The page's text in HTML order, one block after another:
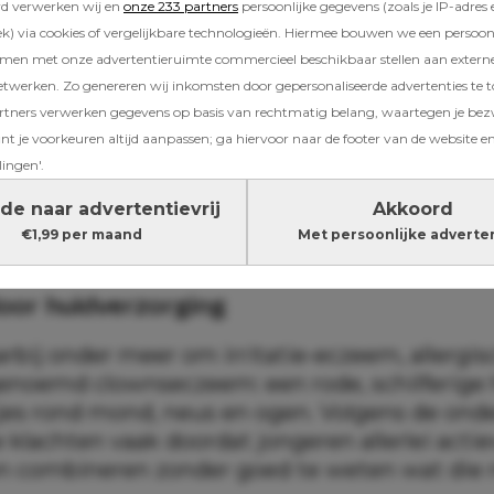
verwerken wij en onze 233 partners persoonlijke gegevens (zoals je IP-adres
via cookies of vergelijkbare technologieën. Hiermee bouwen we een
met onze advertentieruimte commercieel beschikbaar stellen aan
Zo genereren wij inkomsten door gepersonaliseerde advertenties te
verwerken gegevens op basis van rechtmatig belang, waartegen je
je voorkeuren altijd aanpassen; ga hiervoor naar de footer van de website
naar advertentievrij
€1,99 per maand
Akkoord
Met persoonlijke
van dermatologen van het Alrijne
van de ondervraagde huidartsen
met klachten die zijn ontstaan door
en overmatige huidverzorging.
huidverzorging
onder meer om irritatie-eczeem,
clownseczeem: een rode, schilferige
rond mond, neus en ogen. Volgens de
klachten vaak doordat jongeren allerlei
combineren zonder goed te weten wat die